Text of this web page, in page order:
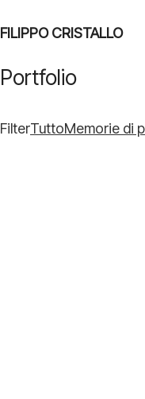
FILIPPO CRISTALLO
Portfolio
FilterTuttoMemorie di